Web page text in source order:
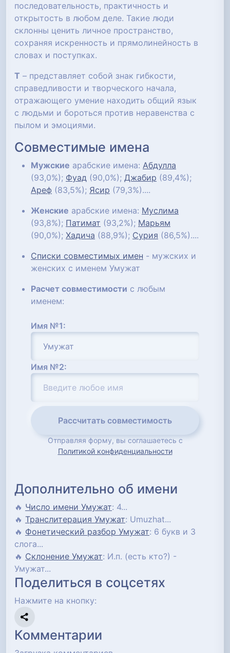
последовательность, практичность и
открытость в любом деле. Такие люди
склонны ценить личное пространство,
сохраняя искренность и прямолинейность в
словах и поступках.
Т – представляет собой знак гибкости,
справедливости и творческого начала,
отражающего умение находить общий язык
с людьми и бороться против неравенства с
пылом и эмоциями.
Совместимые имена
Мужские арабские имена: Абдулла
(93,0%); Фуад (90,0%); Джабир (89,4%);
Ареф (83,5%); Ясир (79,3%)....
Женские арабские имена: Муслима
(93,8%); Патимат (93,2%); Марьям
(90,0%); Хадича (88,9%); Сурия (86,5%)....
Списки совместимых имен - мужских и
женских с именем Умужат
Расчет совместимости с любым
именем:
Имя №1:
Имя №2:
Рассчитать совместимость
Отправляя форму, вы соглашаетесь с
Политикой конфиденциальности
Дополнительно об имени
🔥 Число имени Умужат: 4...
🔥 Транслитерация Умужат: Umuzhat...
🔥 Фонетический разбор Умужат: 6 букв и 3
слога...
🔥 Склонение Умужат: И.п. (есть кто?) -
Умужат...
Поделиться в соцсетях
Нажмите на кнопку:
Комментарии